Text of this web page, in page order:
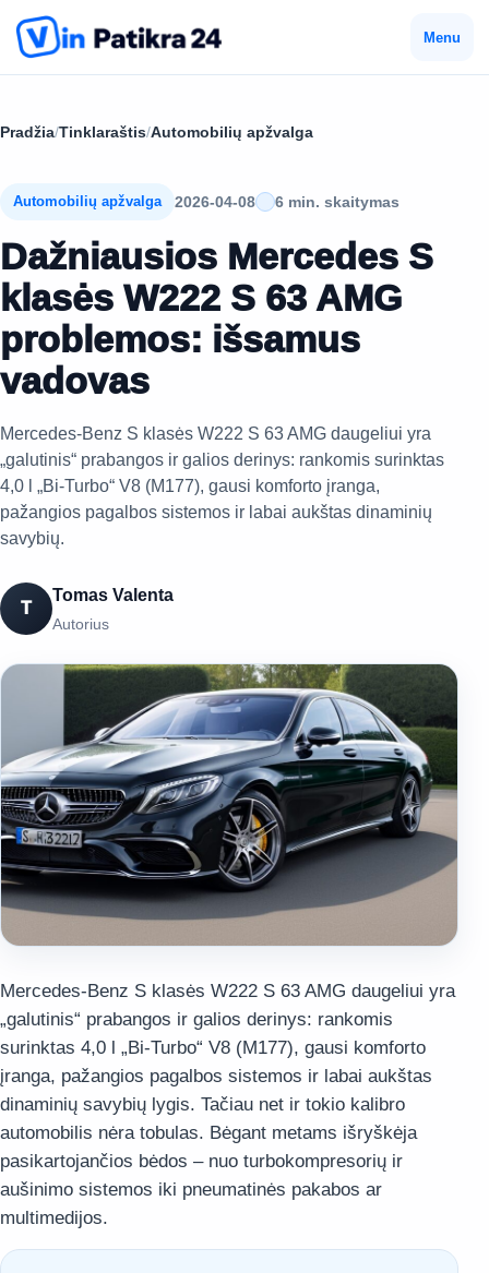
Menu
Pradžia/Tinklaraštis/Automobilių apžvalga
Automobilių apžvalga 2026-04-08 6 min. skaitymas
Dažniausios Mercedes S
klasės W222 S 63 AMG
problemos: išsamus
vadovas
Mercedes-Benz S klasės W222 S 63 AMG daugeliui yra
„galutinis“ prabangos ir galios derinys: rankomis surinktas
4,0 l „Bi-Turbo“ V8 (M177), gausi komforto įranga,
pažangios pagalbos sistemos ir labai aukštas dinaminių
savybių.
T
Tomas Valenta
Autorius
Mercedes-Benz S klasės W222 S 63 AMG daugeliui yra
„galutinis“ prabangos ir galios derinys: rankomis
surinktas 4,0 l „Bi-Turbo“ V8 (M177), gausi komforto
įranga, pažangios pagalbos sistemos ir labai aukštas
dinaminių savybių lygis. Tačiau net ir tokio kalibro
automobilis nėra tobulas. Bėgant metams išryškėja
pasikartojančios bėdos – nuo turbokompresorių ir
aušinimo sistemos iki pneumatinės pakabos ar
multimedijos.